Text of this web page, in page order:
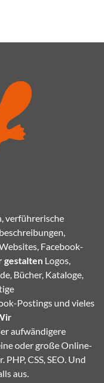
verführerische
Facebook-
gestalten Logos,
Bücher, Kataloge,
Postings und vieles
aufwändigere
oder große Online-
CSS, SEO. Und
aus.